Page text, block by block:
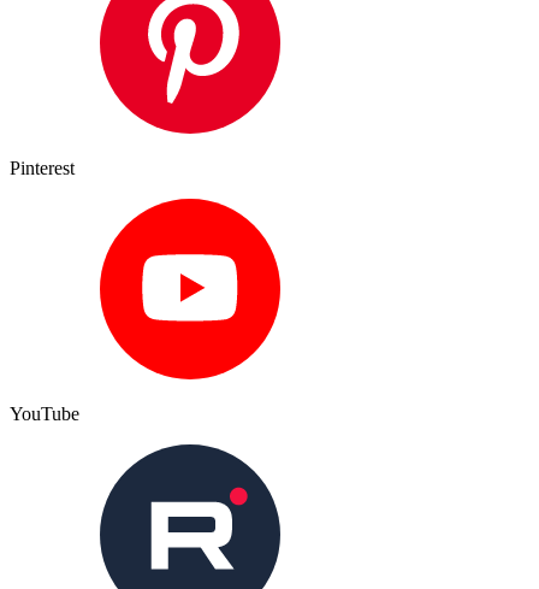
Pinterest
YouTube